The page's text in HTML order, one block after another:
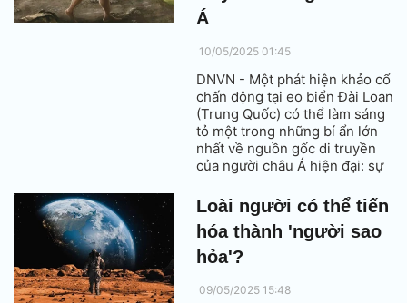
Á
10/05/2025 01:45
DNVN - Một phát hiện khảo cổ
chấn động tại eo biển Đài Loan
(Trung Quốc) có thể làm sáng
tỏ một trong những bí ẩn lớn
nhất về nguồn gốc di truyền
của người châu Á hiện đại: sự
người cổ khác - Denisovan.
Loài người có thể tiến
hóa thành 'người sao
hỏa'?
09/05/2025 15:48